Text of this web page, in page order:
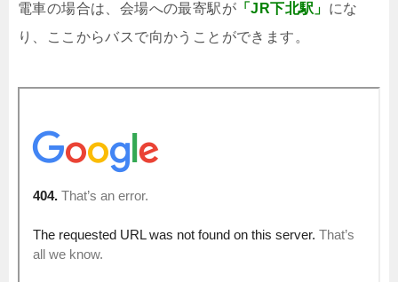
電車の場合は、会場への最寄駅が 「JR下北駅」 にな
り、ここからバスで向かうことができます。